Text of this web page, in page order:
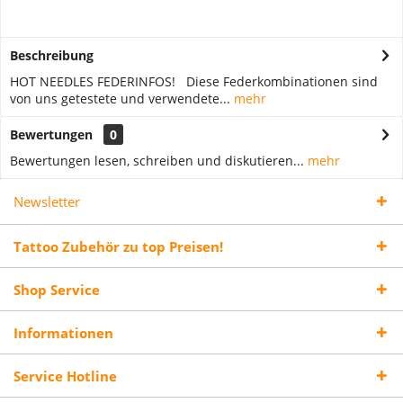
Beschreibung
HOT NEEDLES FEDERINFOS! Diese Federkombinationen sind
von uns getestete und verwendete... mehr
Bewertungen
0
Bewertungen lesen, schreiben und diskutieren... mehr
Newsletter
Tattoo Zubehör zu top Preisen!
Shop Service
Informationen
Service Hotline